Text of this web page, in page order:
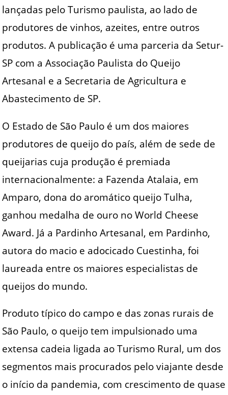
lançadas pelo Turismo paulista, ao lado de
produtores de vinhos, azeites, entre outros
produtos. A publicação é uma parceria da Setur-
SP com a Associação Paulista do Queijo
Artesanal e a Secretaria de Agricultura e
Abastecimento de SP.
O Estado de São Paulo é um dos maiores
produtores de queijo do país, além de sede de
queijarias cuja produção é premiada
internacionalmente: a Fazenda Atalaia, em
Amparo, dona do aromático queijo Tulha,
ganhou medalha de ouro no World Cheese
Award. Já a Pardinho Artesanal, em Pardinho,
autora do macio e adocicado Cuestinha, foi
laureada entre os maiores especialistas de
queijos do mundo.
Produto típico do campo e das zonas rurais de
São Paulo, o queijo tem impulsionado uma
extensa cadeia ligada ao Turismo Rural, um dos
segmentos mais procurados pelo viajante desde
o início da pandemia, com crescimento de quase